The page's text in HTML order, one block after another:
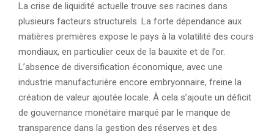
La crise de liquidité actuelle trouve ses racines dans
plusieurs facteurs structurels. La forte dépendance aux
matières premières expose le pays à la volatilité des cours
mondiaux, en particulier ceux de la bauxite et de l’or.
L’absence de diversification économique, avec une
industrie manufacturière encore embryonnaire, freine la
création de valeur ajoutée locale. À cela s’ajoute un déficit
de gouvernance monétaire marqué par le manque de
transparence dans la gestion des réserves et des